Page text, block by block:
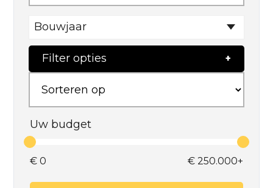
Bouwjaar
Filter opties
Uw budget
€ 0 € 250.000+